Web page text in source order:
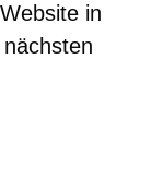
in